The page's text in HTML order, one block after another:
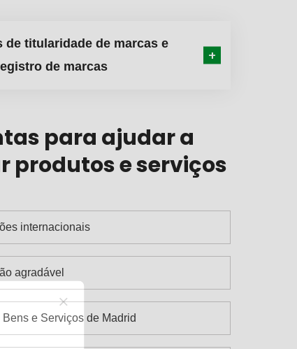
de titularidade de marcas e
de marcas
para ajudar a
produtos e serviços
internacionais
agradável
e Serviços de Madrid